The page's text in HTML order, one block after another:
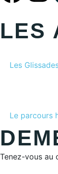
LES
Les
Le parcours
Tenez-vous au